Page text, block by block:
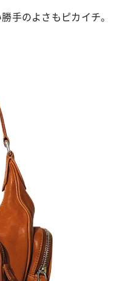
手のよさもピカイチ。